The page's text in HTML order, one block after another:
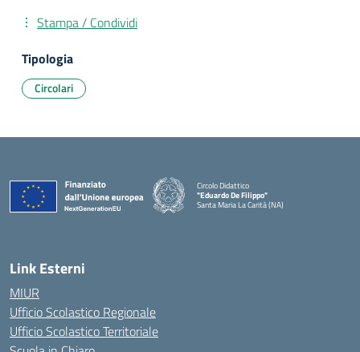
Stampa / Condividi
Tipologia
Circolari
Circolo Didattico
"Eduardo De Filippo"
Santa Maria La Carità (NA)
Link Esterni
MIUR
Ufficio Scolastico Regionale
Ufficio Scolastico Territoriale